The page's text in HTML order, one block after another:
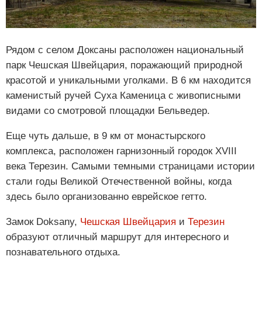
Рядом с селом Доксаны расположен национальный
парк Чешская Швейцария, поражающий природной
красотой и уникальными уголками. В 6 км находится
каменистый ручей Суха Каменица с живописными
видами со смотровой площадки Бельведер.
Еще чуть дальше, в 9 км от монастырского
комплекса, расположен гарнизонный городок XVIII
века Терезин. Самыми темными страницами истории
стали годы Великой Отечественной войны, когда
здесь было организованно еврейское гетто.
Замок Doksany, Чешская Швейцария и Терезин
образуют отличный маршрут для интересного и
познавательного отдыха.